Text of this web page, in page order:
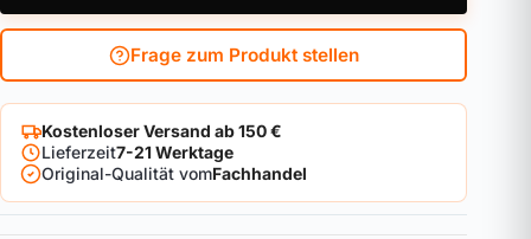
Frage zum Produkt stellen
Kostenloser Versand ab 150 €
Lieferzeit7-21 Werktage
Original-Qualität vomFachhandel